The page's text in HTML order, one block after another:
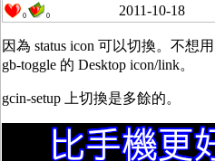
0 0 2011-10-18
因為 status icon 可以切換。不想
gb-toggle 的 Desktop icon/link。
gcin-setup 上切換是多餘的。